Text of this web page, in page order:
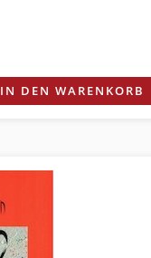
IN DEN WARENKORB